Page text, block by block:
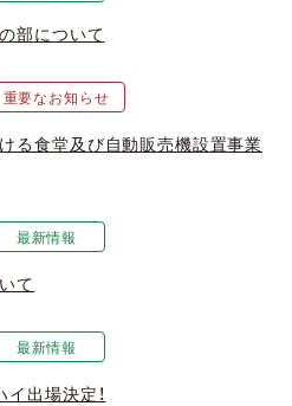
部について
重要なお知らせ
る食堂及び自動販売機設置事業
最新情報
て
最新情報
出場決定！